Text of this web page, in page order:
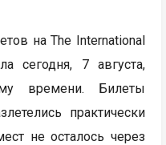
на The International
сегодня, 7 августа,
времени. Билеты
практически
не осталось через